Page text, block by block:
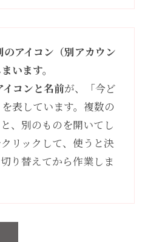
アイコン（別アカウン
います。
コンと名前が、「今ど
表しています。複数の
、別のものを開いてし
リックして、使うと決
り替えてから作業しま